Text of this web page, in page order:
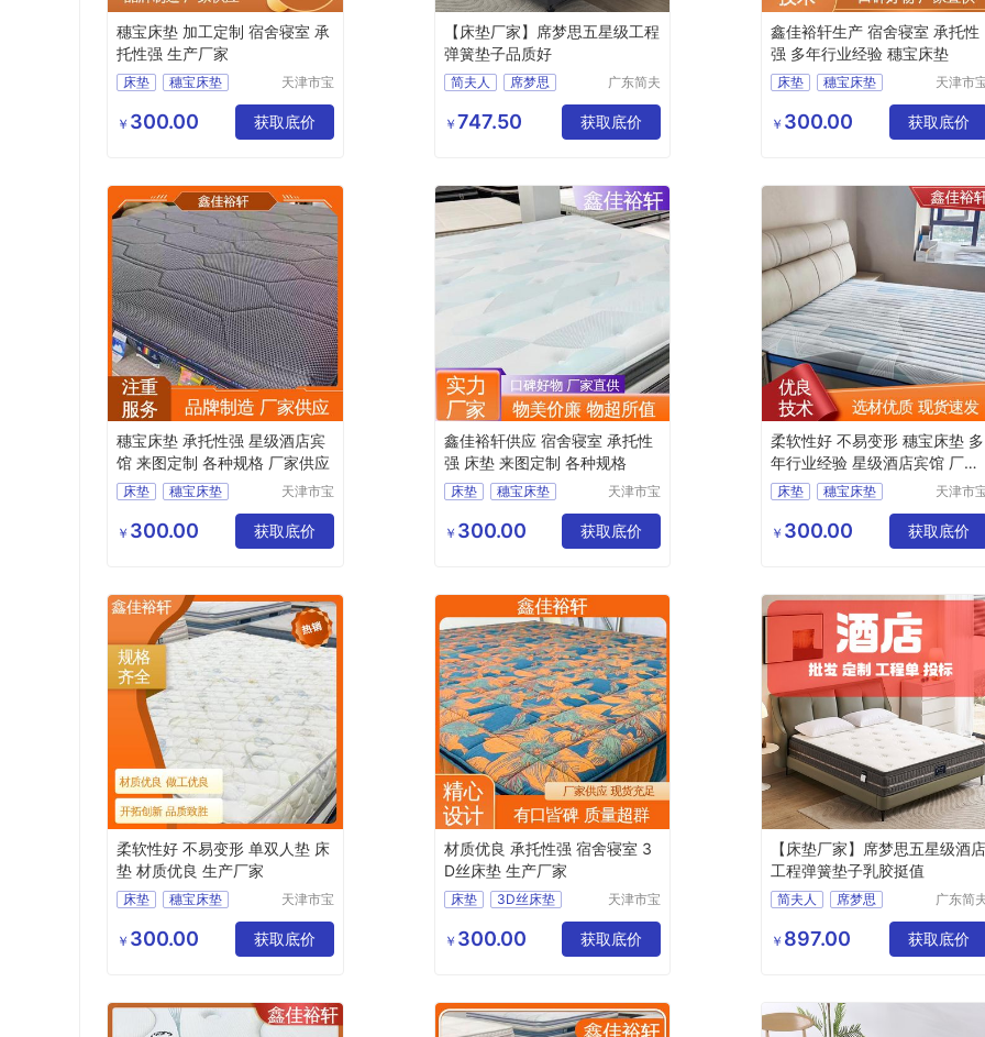
穗宝床垫 加工定制 宿舍寝室 承
托性强 生产厂家
床垫
穗宝床垫
床垫厂家
天津市宝
裕轩床垫
厂
￥ 300.00 获取底价
【床垫厂家】席梦思五星级工程
弹簧垫子品质好
简夫人
席梦思
广东简夫
限公司
￥ 747.50 获取底价
鑫佳裕轩生产 宿舍寝室 承托性
强 多年行业经验 穗宝床垫
床垫
穗宝床垫
榻榻米
天津床垫
天津市
裕轩床
厂
￥ 300.00 获取底价
穗宝床垫 承托性强 星级酒店宾
馆 来图定制 各种规格 厂家供应
床垫
穗宝床垫
天津床垫
异形尺寸折叠棕垫
天津市宝
裕轩床垫
厂
￥ 300.00 获取底价
鑫佳裕轩供应 宿舍寝室 承托性
强 床垫 来图定制 各种规格
床垫
穗宝床垫
竹炭棕床垫
天津市宝
裕轩床垫
厂
￥ 300.00 获取底价
柔软性好 不易变形 穗宝床垫 多
年行业经验 星级酒店宾馆 厂家
供应
床垫
穗宝床垫
天津床垫
席梦思弹簧垫
天津市
裕轩床
厂
￥ 300.00 获取底价
柔软性好 不易变形 单双人垫 床
垫 材质优良 生产厂家
床垫
穗宝床垫
竹炭棕床垫
榻榻米
天津市宝
裕轩床垫
厂
￥ 300.00 获取底价
材质优良 承托性强 宿舍寝室 3
D丝床垫 生产厂家
床垫
3D丝床垫
穗宝床垫
榻榻米
天津市宝
裕轩床垫
厂
￥ 300.00 获取底价
【床垫厂家】席梦思五星级酒
工程弹簧垫子乳胶挺值
简夫人
席梦思
弹簧床垫
广东简
限公司
￥ 897.00 获取底价